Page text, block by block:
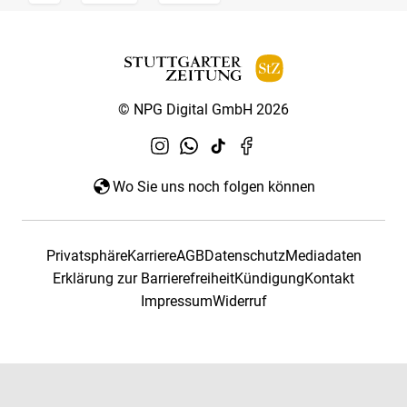
© NPG Digital GmbH 2026
Wo Sie uns noch folgen können
PrivatsphäreKarriereAGBDatenschutzMediadaten
Erklärung zur BarrierefreiheitKündigungKontakt
ImpressumWiderruf